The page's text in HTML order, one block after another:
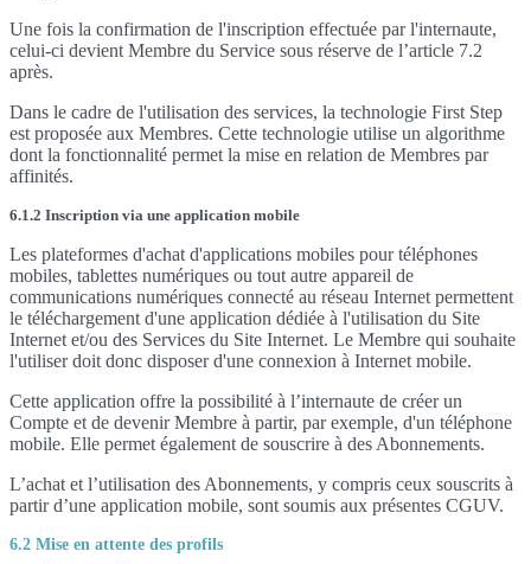
Une fois la confirmation de l'inscription effectuée par l'internaute,
celui-ci devient Membre du Service sous réserve de l’article 7.2
après.
Dans le cadre de l'utilisation des services, la technologie First Step
est proposée aux Membres. Cette technologie utilise un algorithme
dont la fonctionnalité permet la mise en relation de Membres par
affinités.
6.1.2 Inscription via une application mobile
Les plateformes d'achat d'applications mobiles pour téléphones
mobiles, tablettes numériques ou tout autre appareil de
communications numériques connecté au réseau Internet permettent
le téléchargement d'une application dédiée à l'utilisation du Site
Internet et/ou des Services du Site Internet. Le Membre qui souhaite
l'utiliser doit donc disposer d'une connexion à Internet mobile.
Cette application offre la possibilité à l’internaute de créer un
Compte et de devenir Membre à partir, par exemple, d'un téléphone
mobile. Elle permet également de souscrire à des Abonnements.
L’achat et l’utilisation des Abonnements, y compris ceux souscrits à
partir d’une application mobile, sont soumis aux présentes CGUV.
6.2 Mise en attente des profils